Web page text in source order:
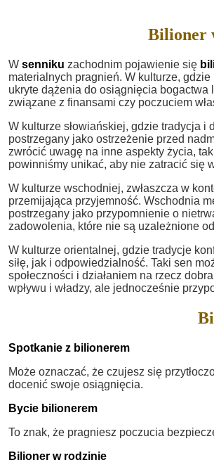
Bilioner
W senniku zachodnim pojawienie się
materialnych pragnień. W kulturze,
ukryte dążenia do osiągnięcia
związane z finansami czy poczuciem
W kulturze słowiańskiej, gdzie tradycja
postrzegany jako ostrzeżenie przed
zwrócić uwagę na inne aspekty życia,
powinniśmy unikać, aby nie zatracić się
W kulturze wschodniej, zwłaszcza w
przemijająca przyjemność. Wschodnia
postrzegany jako przypomnienie o
zadowolenia, które nie są uzależnione
W kulturze orientalnej, gdzie tradycje
siłę, jak i odpowiedzialność. Taki sen
społeczności i działaniem na rzecz
wpływu i władzy, ale jednocześnie
Spotkanie z bilionerem
Może oznaczać, że czujesz się
docenić swoje osiągnięcia.
Bycie bilionerem
To znak, że pragniesz poczucia
Bilioner w rodzinie